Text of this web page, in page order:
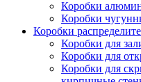
Коробки
Коробки
Коробки
Коробки для
Коробки для
Коробки для